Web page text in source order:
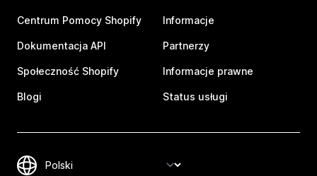
Centrum Pomocy Shopify
Dokumentacja API
Społeczność Shopify
Blogi
Informacje
Partnerzy
Informacje prawne
Status usługi